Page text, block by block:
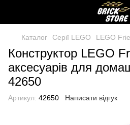
Каталог Серії LEGO LEGO
Конструктор LEGO
аксесуарів для
42650
Артикул: 42650 Написати відгук